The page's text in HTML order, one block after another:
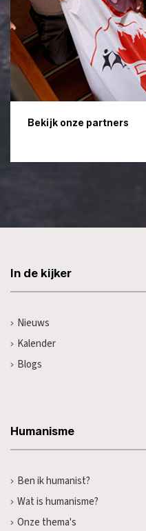
Bekijk onze partners
In de kijker
Nieuws
Kalender
Blogs
Humanisme
Ben ik humanist?
Wat is humanisme?
Onze thema's